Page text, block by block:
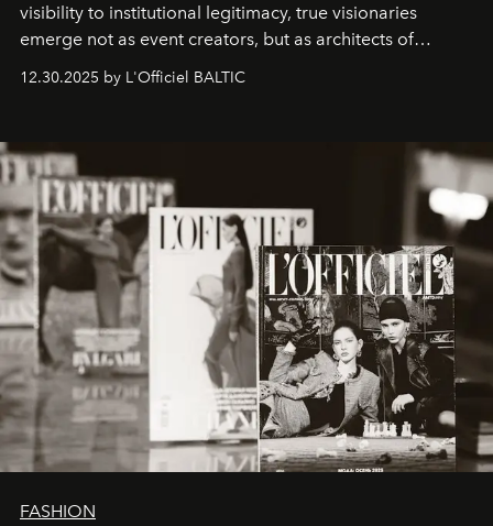
visibility to institutional legitimacy, true visionaries
emerge not as event creators, but as architects of
ecosystems.
Sabrina Spinelli
brand strategist with three decades of mastery in luxury,
framework where creativity, commerce, and culture
converge with surgical precision.
12.30.2025 by L'Officiel BALTIC
FASHION